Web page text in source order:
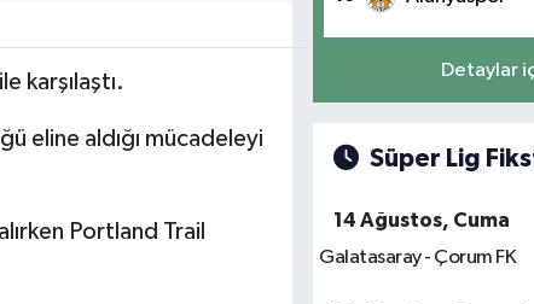
karşılaştı.
eline aldığı mücadeleyi
Portland Trail
Detaylar
Süper Lig
14 Ağustos, Cuma
Galatasaray - Çorum FK